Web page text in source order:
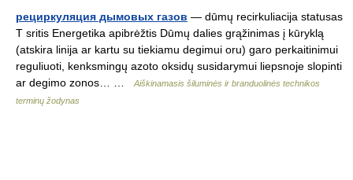
рециркуляция дымовых газов — dūmų recirkuliacija statusas
T sritis Energetika apibrėžtis Dūmų dalies grąžinimas į kūryklą
(atskira linija ar kartu su tiekiamu degimui oru) garo perkaitinimui
reguliuoti, kenksmingų azoto oksidų susidarymui liepsnoje slopinti
ar degimo zonos… …
Aiškinamasis šiluminės ir branduolinės technikos
terminų žodynas